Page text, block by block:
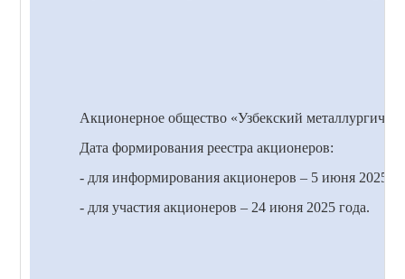
Акционерное общество «Узбекский
Дата формирования реестра акционеров:
- для информирования акционеров – 5 июня 2025
- для участия акционеров – 24 июня 2025 года.